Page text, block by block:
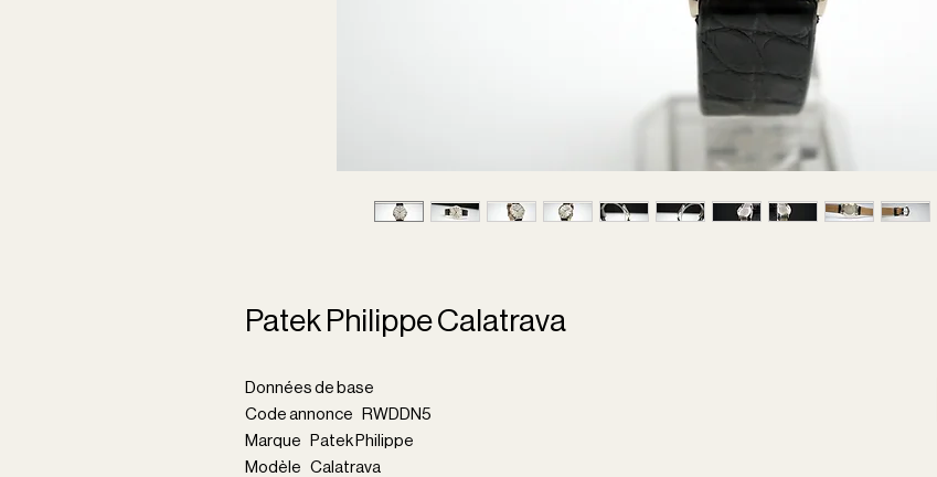
Patek Philippe Calatrava
Données de base
Code annonce RWDDN5
Marque Patek Philippe
Modèle Calatrava